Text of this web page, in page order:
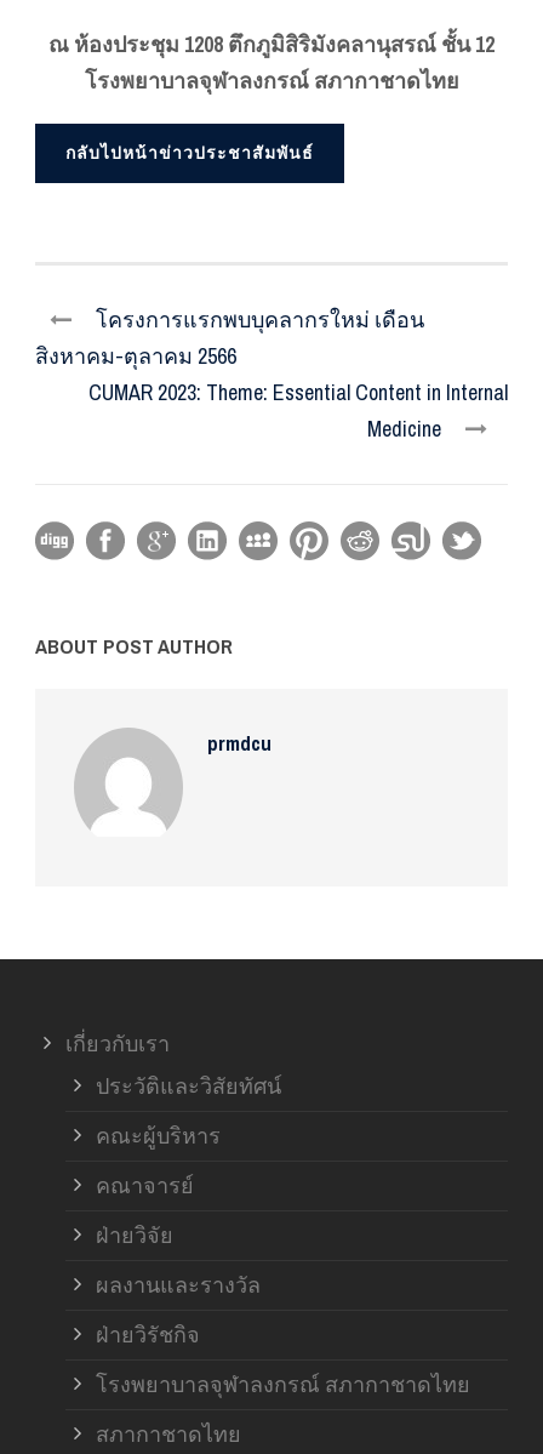
ณ ห้องประชุม 1208 ตึกภูมิสิริมังคลานุสรณ์ ชั้น 12
โรงพยาบาลจุฬาลงกรณ์ สภากาชาดไทย
กลับไปหน้าข่าวประชาสัมพันธ์
โครงการแรกพบบุคลากรใหม่ เดือน
สิงหาคม-ตุลาคม 2566
CUMAR 2023: Theme: Essential Content in Internal
Medicine
ABOUT POST AUTHOR
prmdcu
เกี่ยวกับเรา
ประวัติและวิสัยทัศน์
คณะผู้บริหาร
คณาจารย์
ฝ่ายวิจัย
ผลงานและรางวัล
ฝ่ายวิรัชกิจ
โรงพยาบาลจุฬาลงกรณ์ สภากาชาดไทย
สภากาชาดไทย